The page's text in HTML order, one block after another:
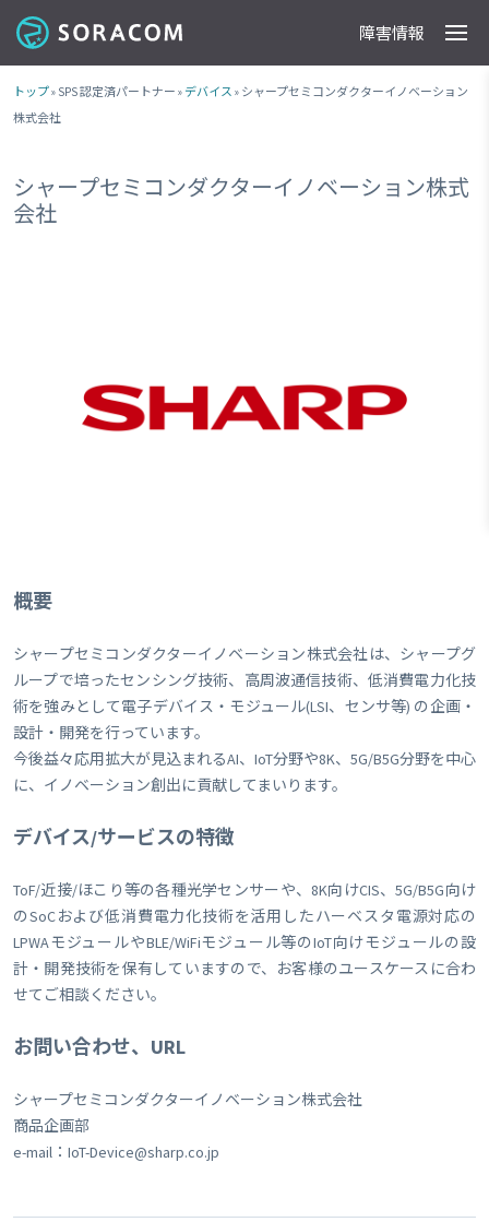
製品
事例
料金
ドキュメント
導入支援
IoTストア
最新情報 障害情報
トップ» SPS 認定済パートナー » デバイス » シャープセミコンダクターイノベーション
株式会社
シャープセミコンダクターイノベーション株式
会社
概要
シャープセミコンダクターイノベーション株式会社は、シャープグ
ループで培ったセンシング技術、高周波通信技術、低消費電力化技
術を強みとして電子デバイス・モジュール(LSI、センサ等) の企画・
設計・開発を行っています。
今後益々応用拡大が見込まれるAI、IoT分野や8K、5G/B5G分野を中心
に、イノベーション創出に貢献してまいります。
デバイス/サービスの特徴
ToF/近接/ほこり等の各種光学センサーや、8K向けCIS、5G/B5G向け
のSoCおよび低消費電力化技術を活用したハーベスタ電源対応の
LPWAモジュールやBLE/WiFiモジュール等のIoT向けモジュールの設
計・開発技術を保有していますので、お客様のユースケースに合わ
せてご相談ください。
お問い合わせ、URL
シャープセミコンダクターイノベーション株式会社
商品企画部
e-mail：IoT-Device@sharp.co.jp